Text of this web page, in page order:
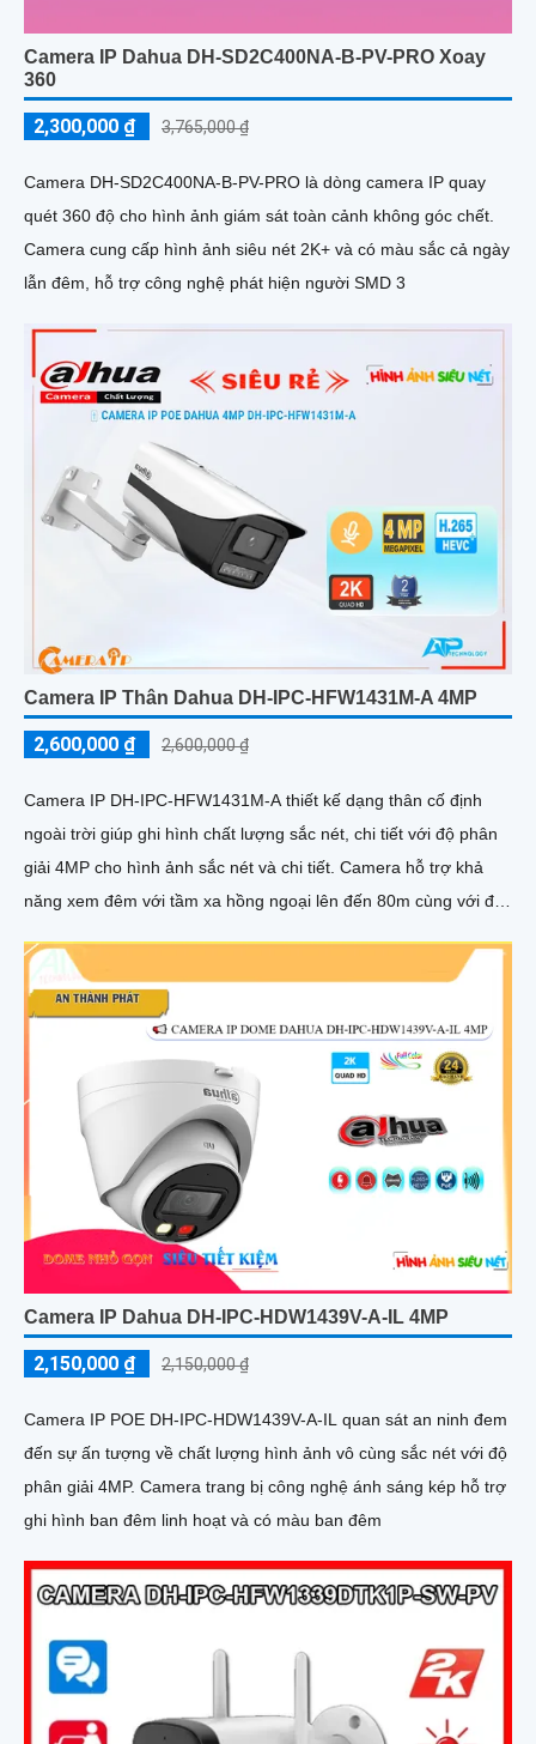
Camera IP Dahua DH-SD2C400NA-B-PV-PRO Xoay
360
2,300,000 ₫ 3,765,000 ₫
Camera DH-SD2C400NA-B-PV-PRO là dòng camera IP quay
quét 360 độ cho hình ảnh giám sát toàn cảnh không góc chết.
Camera cung cấp hình ảnh siêu nét 2K+ và có màu sắc cả ngày
lẫn đêm, hỗ trợ công nghệ phát hiện người SMD 3
Camera IP Thân Dahua DH-IPC-HFW1431M-A 4MP
2,600,000 ₫ 2,600,000 ₫
Camera IP DH-IPC-HFW1431M-A thiết kế dạng thân cố định
ngoài trời giúp ghi hình chất lượng sắc nét, chi tiết với độ phân
giải 4MP cho hình ảnh sắc nét và chi tiết. Camera hỗ trợ khả
năng xem đêm với tầm xa hồng ngoại lên đến 80m cùng với đó
Camera IP Dahua DH-IPC-HDW1439V-A-IL 4MP
2,150,000 ₫ 2,150,000 ₫
Camera IP POE DH-IPC-HDW1439V-A-IL quan sát an ninh đem
đến sự ấn tượng về chất lượng hình ảnh vô cùng sắc nét với độ
phân giải 4MP. Camera trang bị công nghệ ánh sáng kép hỗ trợ
ghi hình ban đêm linh hoạt và có màu ban đêm